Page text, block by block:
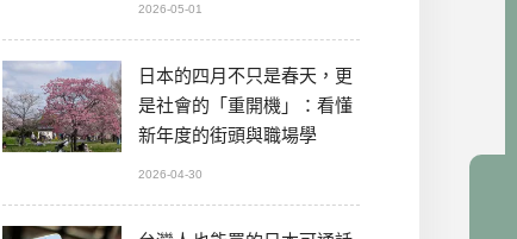
2026-05-01
日本的四月不只是春天，更
是社會的「重開機」：看懂
新年度的街頭與職場學
2026-04-30